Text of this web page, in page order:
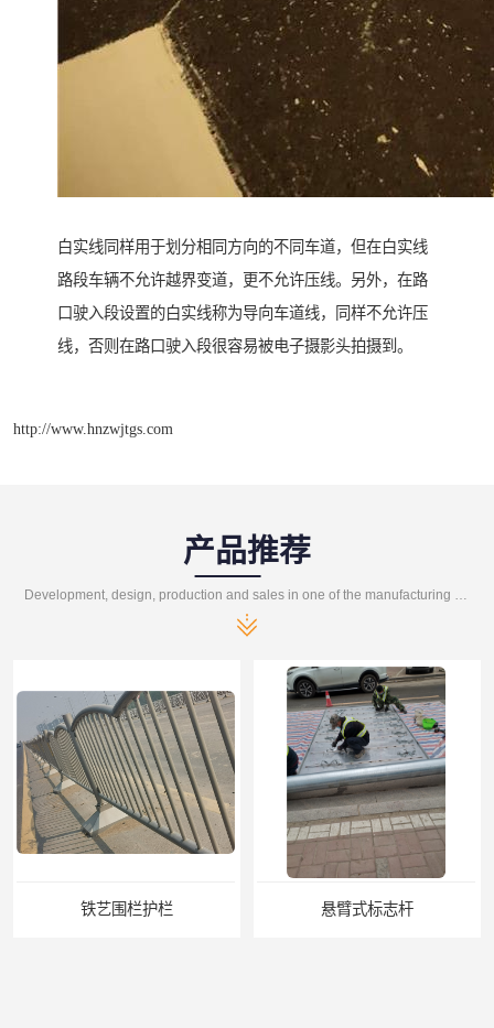
白实线同样用于划分相同方向的不同车道，但在白实线
路段车辆不允许越界变道，更不允许压线。另外，在路
口驶入段设置的白实线称为导向车道线，同样不允许压
线，否则在路口驶入段很容易被电子摄影头拍摄到。
http://www.hnzwjtgs.com
产品推荐
悬臂式标志杆